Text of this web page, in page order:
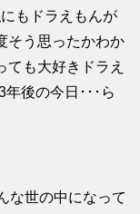
もドラえもんが
そう思ったかわか
ても大好きドラえ
後の今日･･･ら
な世の中になって